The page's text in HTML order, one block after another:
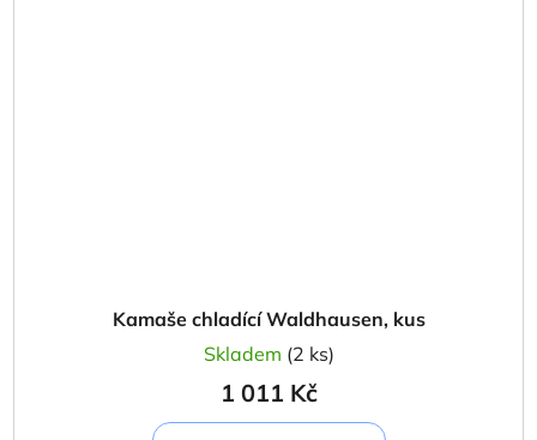
Kamaše chladící Waldhausen, kus
Skladem (2 ks)
1 011 Kč